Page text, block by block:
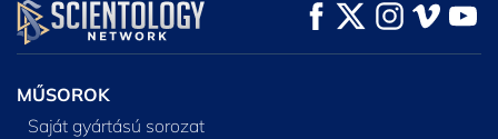
MŰSORNÉZÉS MŰSORNÉZÉS
A SOROZAT
RÉSZEI
MŰSOROK
Saját gyártású sorozat